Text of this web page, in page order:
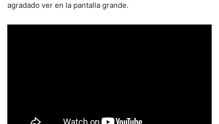
agradado ver en la pantalla grande.